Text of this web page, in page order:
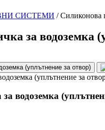
СИСТЕМИ / Силиконова
за водоземка
водоземка